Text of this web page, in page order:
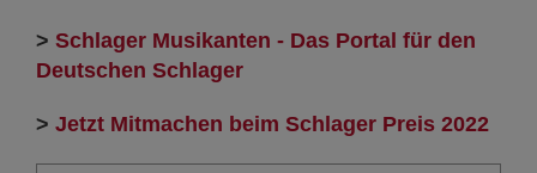
> Schlager Musikanten - Das Portal für den
Deutschen Schlager
> Jetzt Mitmachen beim Schlager Preis 2022